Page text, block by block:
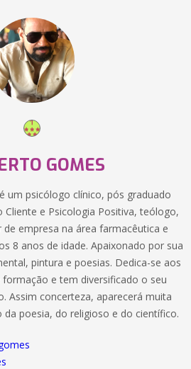
GOMES
um psicólogo clínico, pós graduado
Cliente e Psicologia Positiva, teólogo,
empresa na área farmacêutica e
8 anos de idade. Apaixonado por sua
pintura e poesias. Dedica-se aos
e tem diversificado o seu
Assim concerteza, aparecerá muita
poesia, do religioso e do científico.